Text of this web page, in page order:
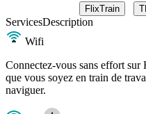
FlixTrain
ServicesDescription
Wifi
Connectez-vous sans effort
que vous soyez en train de
naviguer.